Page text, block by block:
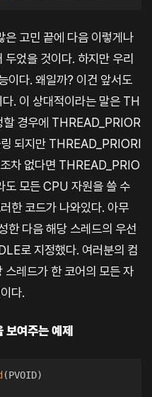
은 고민 끝에 다음 이렇게나
두었을 것이다. 하지만 우리
이다. 왜일까? 이건 앞서도
. 이 상대적이라는 말은 TH
경우에 THREAD_PRIOR
되지만 THREAD_PRIORI
차 없다면 THREAD_PRIO
모든 CPU 자원을 쓸 수
한 코드가 나와있다. 아무
한 다음 해당 스레드의 우선
로 지정했다. 여러분의 컴
스레드가 한 코어의 모든 자
다.
여주는 예제
(PVOID)